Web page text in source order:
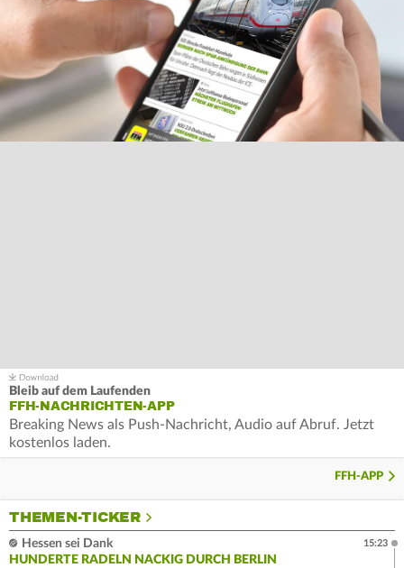
Bleib auf dem Laufenden
FFH-NACHRICHTEN-APP
Breaking News als Push-Nachricht, Audio auf Abruf. Jetzt
kostenlos laden.
FFH-APP
THEMEN-TICKER
Hessen sei Dank
HUNDERTE RADELN NACKIG DURCH BERLIN
15:23